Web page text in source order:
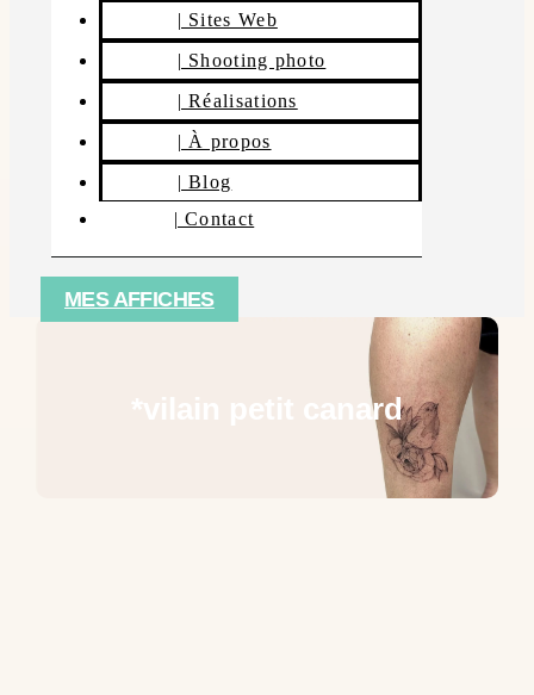
| Sites Web
| Shooting photo
| Réalisations
| À propos
| Blog
| Contact
MES AFFICHES
*vilain petit canard